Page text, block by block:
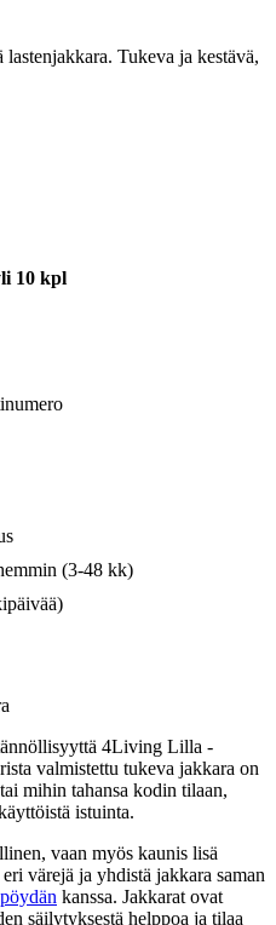
Tukeva ja kestävä,
10 kpl
(3-48 kk)
4Living Lilla -
valmistettu tukeva jakkara on
mihin tahansa kodin tilaan,
istuinta.
vaan myös kaunis lisä
värejä ja yhdistä jakkara saman
kanssa. Jakkarat ovat
säilytyksestä helppoa ja tilaa